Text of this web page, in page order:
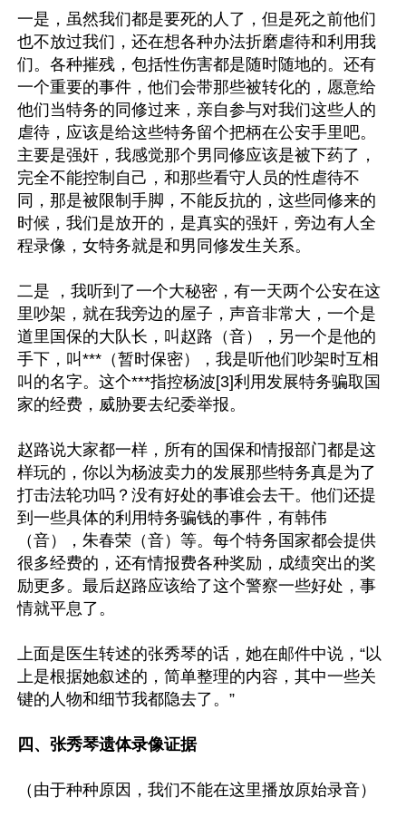
一是，虽然我们都是要死的人了，但是死之前他们
也不放过我们，还在想各种办法折磨虐待和利用我
们。各种摧残，包括性伤害都是随时随地的。还有
一个重要的事件，他们会带那些被转化的，愿意给
他们当特务的同修过来，亲自参与对我们这些人的
虐待，应该是给这些特务留个把柄在公安手里吧。
主要是强奸，我感觉那个男同修应该是被下药了，
完全不能控制自己，和那些看守人员的性虐待不
同，那是被限制手脚，不能反抗的，这些同修来的
时候，我们是放开的，是真实的强奸，旁边有人全
程录像，女特务就是和男同修发生关系。
二是 ，我听到了一个大秘密，有一天两个公安在这
里吵架，就在我旁边的屋子，声音非常大，一个是
道里国保的大队长，叫赵路（音），另一个是他的
手下，叫***（暂时保密），我是听他们吵架时互相
叫的名字。这个***指控杨波[3]利用发展特务骗取国
家的经费，威胁要去纪委举报。
赵路说大家都一样，所有的国保和情报部门都是这
样玩的，你以为杨波卖力的发展那些特务真是为了
打击法轮功吗？没有好处的事谁会去干。他们还提
到一些具体的利用特务骗钱的事件，有韩伟
（音），朱春荣（音）等。每个特务国家都会提供
很多经费的，还有情报费各种奖励，成绩突出的奖
励更多。最后赵路应该给了这个警察一些好处，事
情就平息了。
上面是医生转述的张秀琴的话，她在邮件中说，“以
上是根据她叙述的，简单整理的内容，其中一些关
键的人物和细节我都隐去了。”
四、张秀琴遗体录像证据
（由于种种原因，我们不能在这里播放原始录音）